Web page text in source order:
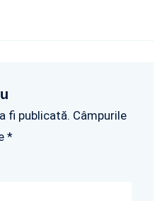
fi publicată. Câmpurile
*